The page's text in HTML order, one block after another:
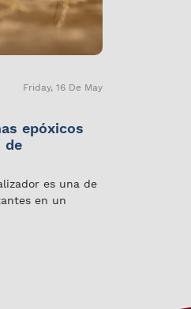
Friday, 16 De May
epóxicos
de
es una de
en un